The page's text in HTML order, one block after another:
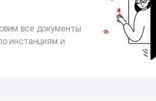
все документы
инстанциям и